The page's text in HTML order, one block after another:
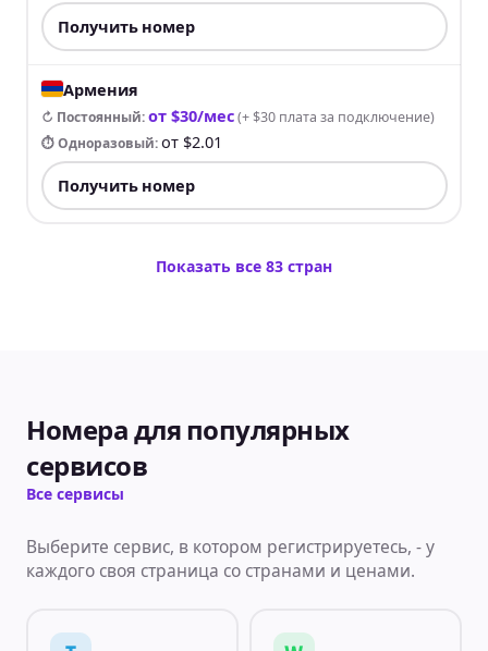
Получить номер
Армения
↻ Постоянный:от $30/мес(+ $30 плата за подключение)
⏱ Одноразовый:от $2.01
Получить номер
Показать все 83 стран
Номера для популярных
сервисов
Все сервисы
Выберите сервис, в котором регистрируетесь, - у
каждого своя страница со странами и ценами.